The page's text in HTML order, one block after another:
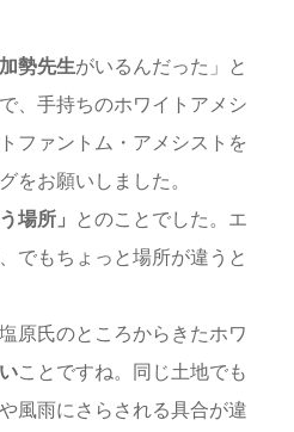
加勢先生がいるんだった」と
、手持ちのホワイトアメシ
ファントム・アメシストを
をお願いしました。
場所」
とのことでした。エ
でもちょっと場所が違うと
原氏のところからきたホワ
ことですね。同じ土地でも
風雨にさらされる具合が違